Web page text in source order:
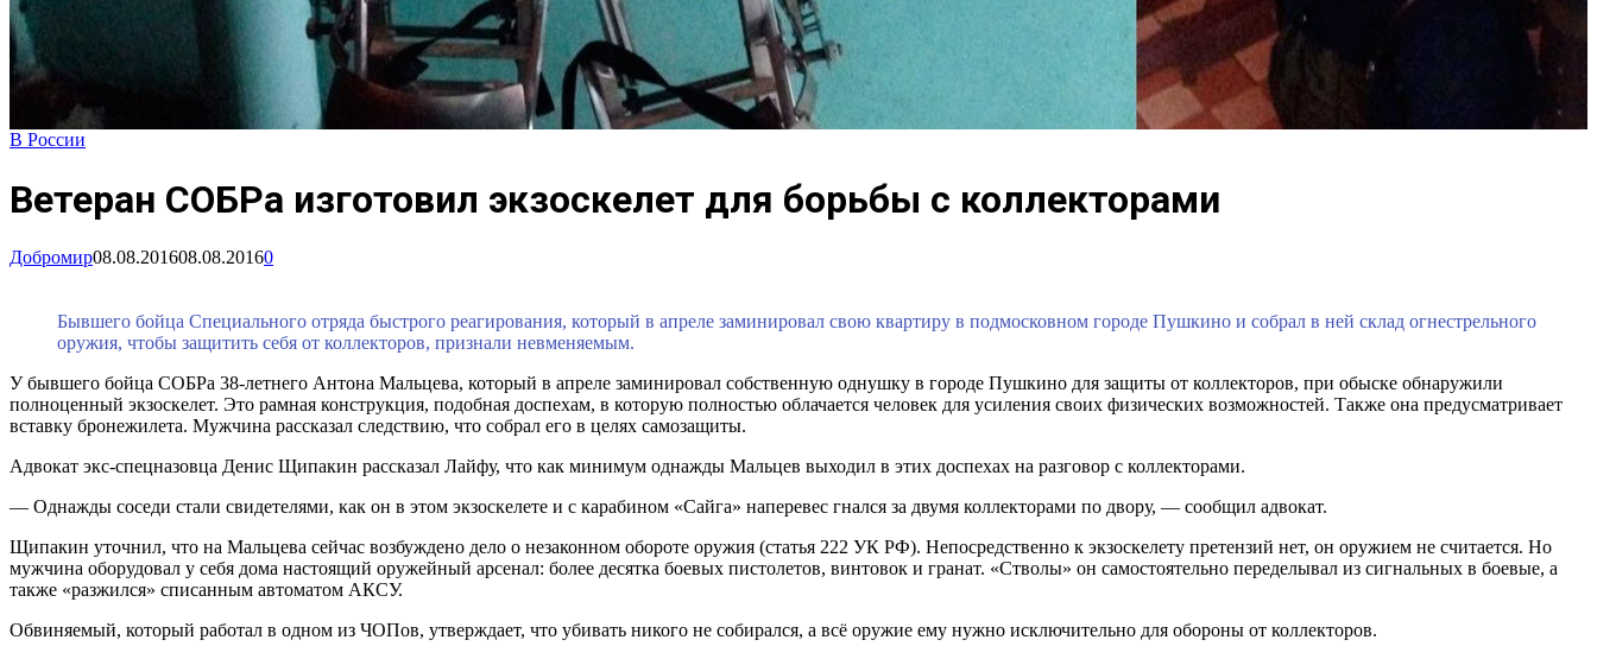
В России
Ветеран СОБРа изготовил экзоскелет для борьбы с коллекторами
Добромир08.08.201608.08.20160
Бывшего бойца Специального отряда быстрого реагирования, который в апреле заминировал свою квартиру в подмосковном городе Пушкино и собрал в ней склад огнестрельного
оружия, чтобы защитить себя от коллекторов, признали невменяемым.
У бывшего бойца СОБРа 38-летнего Антона Мальцева, который в апреле заминировал собственную однушку в городе Пушкино для защиты от коллекторов, при обыске обнаружили
полноценный экзоскелет. Это рамная конструкция, подобная доспехам, в которую полностью облачается человек для усиления своих физических возможностей. Также она предусматривает
вставку бронежилета. Мужчина рассказал следствию, что собрал его в целях самозащиты.
Адвокат экс-спецназовца Денис Щипакин рассказал Лайфу, что как минимум однажды Мальцев выходил в этих доспехах на разговор с коллекторами.
— Однажды соседи стали свидетелями, как он в этом экзоскелете и с карабином «Сайга» наперевес гнался за двумя коллекторами по двору, — сообщил адвокат.
Щипакин уточнил, что на Мальцева сейчас возбуждено дело о незаконном обороте оружия (статья 222 УК РФ). Непосредственно к экзоскелету претензий нет, он оружием не считается. Но
мужчина оборудовал у себя дома настоящий оружейный арсенал: более десятка боевых пистолетов, винтовок и гранат. «Стволы» он самостоятельно переделывал из сигнальных в боевые, а
также «разжился» списанным автоматом АКСУ.
Обвиняемый, который работал в одном из ЧОПов, утверждает, что убивать никого не собирался, а всё оружие ему нужно исключительно для обороны от коллекторов.